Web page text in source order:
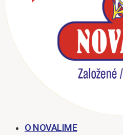
O NOVALIME